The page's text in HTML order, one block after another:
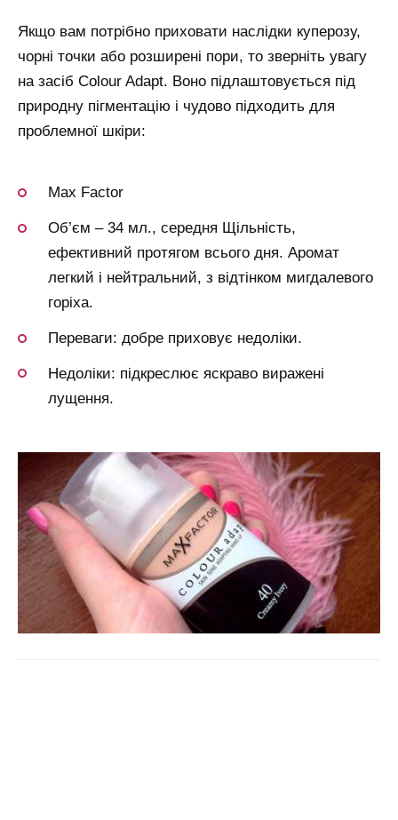
Якщо вам потрібно приховати наслідки куперозу,
чорні точки або розширені пори, то зверніть увагу
на засіб Colour Adapt. Воно підлаштовується під
природну пігментацію і чудово підходить для
проблемної шкіри:
Max Factor
Об’єм – 34 мл., середня Щільність,
ефективний протягом всього дня. Аромат
легкий і нейтральний, з відтінком мигдалевого
горіха.
Переваги: добре приховує недоліки.
Недоліки: підкреслює яскраво виражені
лущення.